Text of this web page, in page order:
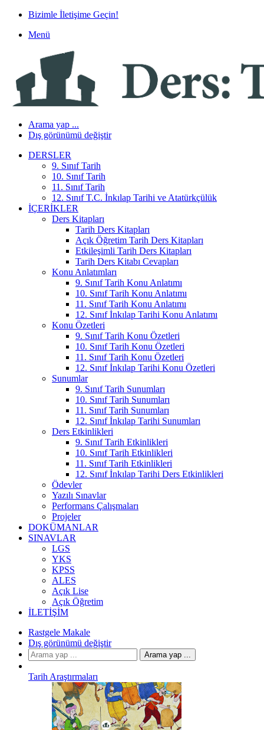
Bizimle İletişime Geçin!
Menü
Arama yap ...
Dış görünümü değiştir
DERSLER
9. Sınıf Tarih
10. Sınıf Tarih
11. Sınıf Tarih
12. Sınıf T.C. İnkılap Tarihi ve Atatürkçülük
İÇERIKLER
Ders Kitapları
Tarih Ders Kitapları
Açık Öğretim Tarih Ders Kitapları
Etkileşimli Tarih Ders Kitapları
Tarih Ders Kitabı Cevapları
Konu Anlatımları
9. Sınıf Tarih Konu Anlatımı
10. Sınıf Tarih Konu Anlatımı
11. Sınıf Tarih Konu Anlatımı
12. Sınıf İnkılap Tarihi Konu Anlatımı
Konu Özetleri
9. Sınıf Tarih Konu Özetleri
10. Sınıf Tarih Konu Özetleri
11. Sınıf Tarih Konu Özetleri
12. Sınıf İnkılap Tarihi Konu Özetleri
Sunumlar
9. Sınıf Tarih Sunumları
10. Sınıf Tarih Sunumları
11. Sınıf Tarih Sunumları
12. Sınıf İnkılap Tarihi Sunumları
Ders Etkinlikleri
9. Sınıf Tarih Etkinlikleri
10. Sınıf Tarih Etkinlikleri
11. Sınıf Tarih Etkinlikleri
12. Sınıf İnkılap Tarihi Ders Etkinlikleri
Ödevler
Yazılı Sınavlar
Performans Çalışmaları
Projeler
DOKÜMANLAR
SINAVLAR
LGS
YKS
KPSS
ALES
Açık Lise
Açık Öğretim
İLETIŞIM
Rastgele Makale
Dış görünümü değiştir
Arama yap ...
Tarih Araştırmaları